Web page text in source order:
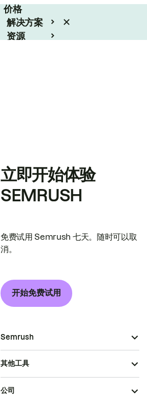
价格
解决方案
资源
立即开始体验
SEMRUSH
免费试用 Semrush 七天。随时可以取
消。
开始免费试用
Semrush
其他工具
公司